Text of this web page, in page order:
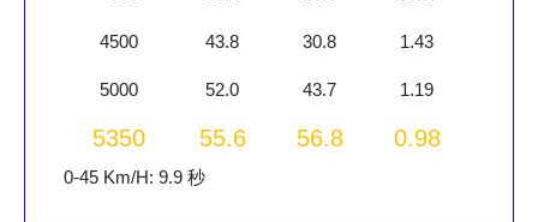
4500 43.8 30.8 1.43
5000 52.0 43.7 1.19
5350 55.6 56.8 0.98
0-45 Km/H: 9.9 秒